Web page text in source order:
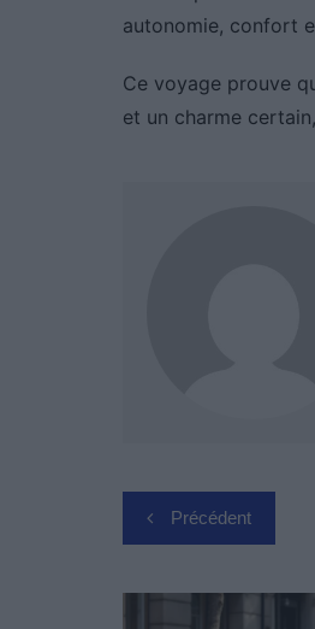
autonomie, confort
Ce voyage prouve
et un charme
Navigation
de
l’article
Précédent